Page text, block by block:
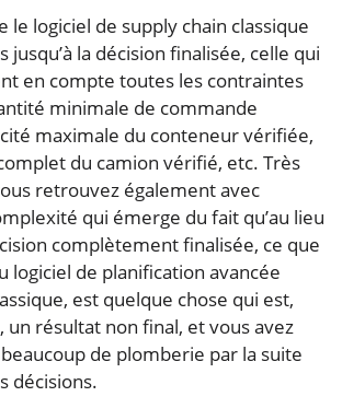
le logiciel de supply chain classique
jusqu’à la décision finalisée, celle qui
en compte toutes les contraintes
minimale de commande
maximale du conteneur vérifiée,
du camion vérifié, etc. Très
retrouvez également avec
qui émerge du fait qu’au lieu
complètement finalisée, ce que
logiciel de planification avancée
est quelque chose qui est,
un résultat non final, et vous avez
de plomberie par la suite
décisions.